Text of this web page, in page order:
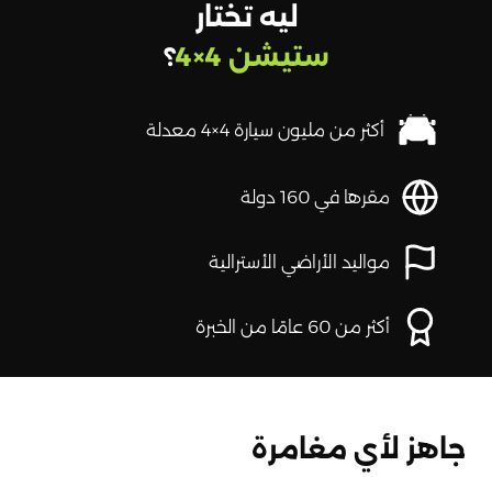
ليه تختار
ستيشن 4×4
؟
أكثر من مليون سيارة 4×4 معدلة
مقرها في 160 دولة
مواليد الأراضي الأسترالية
أكثر من 60 عامًا من الخبرة
جاهز لأي مغامرة